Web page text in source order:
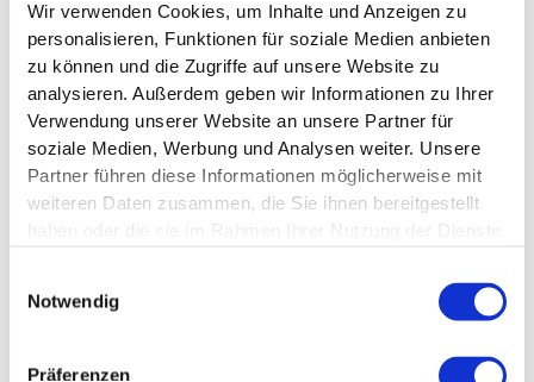
Wir verwenden Cookies, um Inhalte und Anzeigen zu
personalisieren, Funktionen für soziale Medien anbieten
zu können und die Zugriffe auf unsere Website zu
analysieren. Außerdem geben wir Informationen zu Ihrer
Verwendung unserer Website an unsere Partner für
soziale Medien, Werbung und Analysen weiter. Unsere
Partner führen diese Informationen möglicherweise mit
weiteren Daten zusammen, die Sie ihnen bereitgestellt
Notwendig
Präferenzen
Snack
hast – aber nicht gleich
– erfrischend, sättigend,